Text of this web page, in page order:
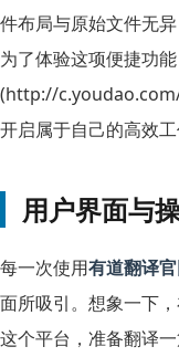
件布局与原始文件无
为了体验这项便捷功
(http://
开启属于自己的高效工
用户界面与
每一次使用有道翻译
面所吸引。想象一下
这个平台，准备翻译